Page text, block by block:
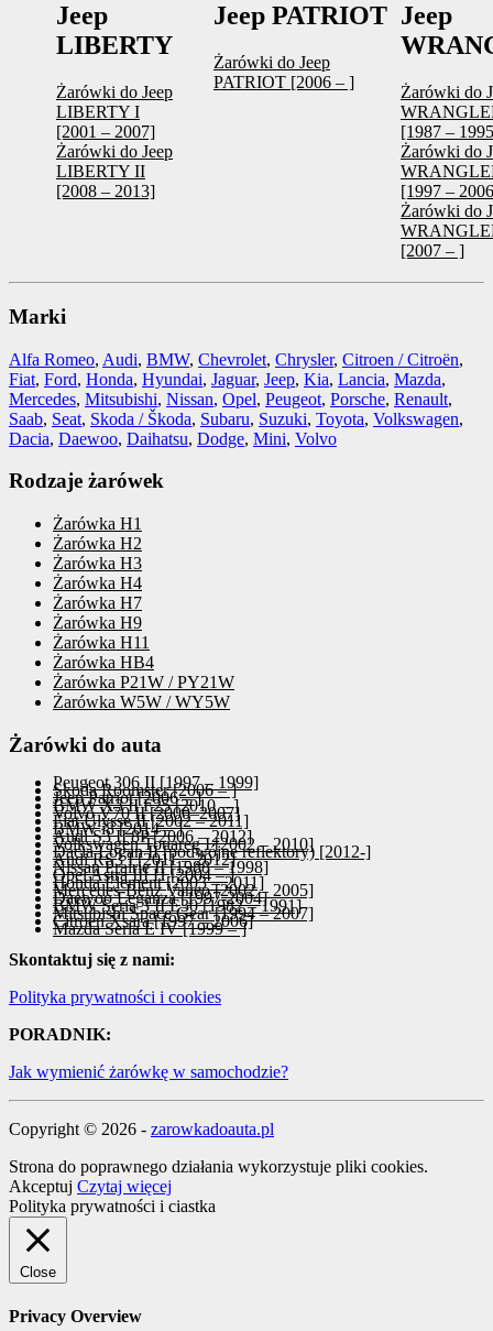
Jeep
LIBERTY
Żarówki do Jeep
LIBERTY I
[2001 – 2007]
Żarówki do Jeep
LIBERTY II
[2008 – 2013]
Jeep PATRIOT
Żarówki do Jeep
PATRIOT [2006 – ]
Jeep
Żarówki do
[1987 –
Żarówki do
[1997 –
Żarówki do
[2007 – ]
Marki
Alfa Romeo, Audi, BMW, Chevrolet, Chrysler, Citroen / Citroën,
Fiat, Ford, Honda, Hyundai, Jaguar, Jeep, Kia, Lancia, Mazda,
Mercedes, Mitsubishi, Nissan, Opel, Peugeot, Porsche, Renault,
Saab, Seat, Skoda / Škoda, Subaru, Suzuki, Toyota, Volkswagen,
Dacia, Daewoo, Daihatsu, Dodge, Mini, Volvo
Rodzaje żarówek
Żarówka H1
Żarówka H2
Żarówka H3
Żarówka H4
Żarówka H7
Żarówka H9
Żarówka H11
Żarówka HB4
Żarówka P21W / PY21W
Żarówka W5W / WY5W
Żarówki do auta
Peugeot 306 II [1997 – 1999]
Skoda Roomster [2006 – ]
Jeep Patriot [2006 – ]
BMW X3 II F25 [2010 – ]
Volvo V70 II [2000–2007]
Fiat Ulysse II [2002 – 2011]
BMW i8 [2014 – ]
Audi S3 II 8P [2006 – 2012]
Volkswagen Touareg I [2002 – 2010]
Dacia Logan II [podwójne reflektory) [2012-]
Audi RS3 I [2011 – 2012]
Nissan Prairie II [1988 – 1998]
Opel Astra III H [2004 – ]
Honda Element [2003 – 2011]
Mercedes-Benz Vaneo [2002 – 2005]
Daewoo Leganza [1997-2004]
BMW Seria 3 II E30 [1982 – 1991]
Mitsubishi Space Gear [1994 – 2007]
Citroen Xsara [1997 – 2006]
Mazda Seria E IV [1999 – ]
Skontaktuj się z nami:
Polityka prywatności i cookies
PORADNIK:
Jak wymienić żarówkę w samochodzie?
Copyright © 2026 - zarowkadoauta.pl
Strona do poprawnego działania wykorzystuje pliki cookies.
Akceptuj Czytaj więcej
Polityka prywatności i ciastka
Close
Privacy Overview